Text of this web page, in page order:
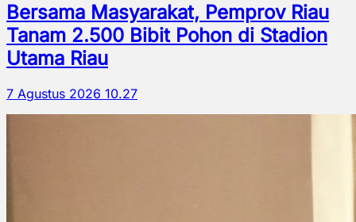
Bersama Masyarakat, Pemprov Riau
Tanam 2.500 Bibit Pohon di Stadion
Utama Riau
7 Agustus 2026 10.27